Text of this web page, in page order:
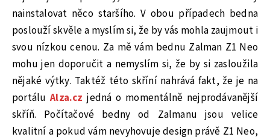
nainstalovat něco staršího. V obou případech bedna
poslouží skvěle a myslím si, že by vás mohla zaujmout i
svou nízkou cenou. Za mě vám bednu Zalman Z1 Neo
mohu jen doporučit a nemyslím si, že by si zasloužila
nějaké výtky. Taktéž této skříní nahrává fakt, že je na
portáluAlza.cz jedná o momentálně nejprodávanější
skříň. Počítačové bedny od Zalmanu jsou velice
kvalitní a pokud vám nevyhovuje design právě Z1 Neo,